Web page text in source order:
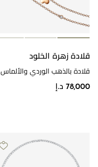
قلادة زهرة الخلود
قلادة بالذهب الوردي والألماس
78,000 د.إ